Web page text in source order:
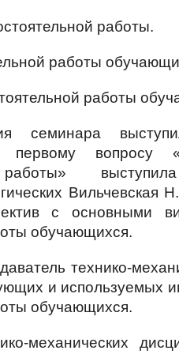
работы.
работы
работы
семинара
первому
Вильчевская
с основными
обучающихся.
технико-
и используемых
обучающихся.
механических